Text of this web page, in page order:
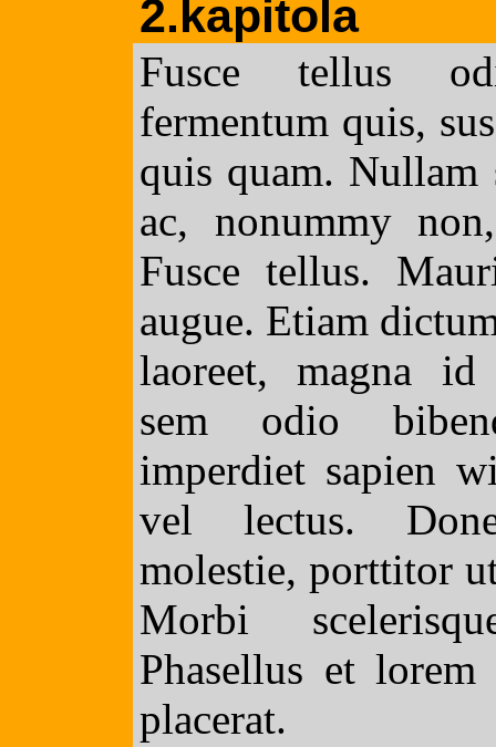
2.kapitola
Fusce tellus
fermentum quis,
quis quam. Nullam
ac, nonummy
Fusce tellus.
augue. Etiam
laoreet, magna
sem odio
imperdiet sapien
vel lectus.
molestie, porttitor
Morbi
Phasellus et
placerat.